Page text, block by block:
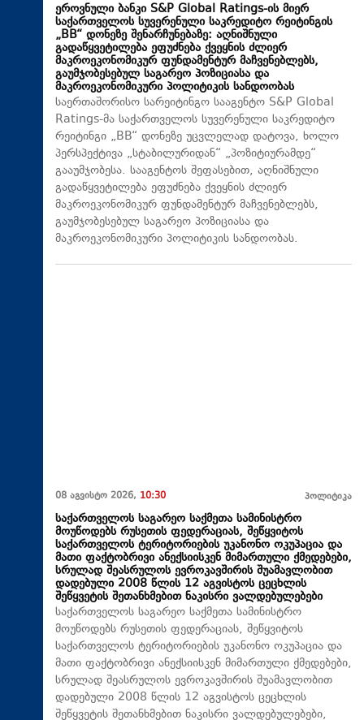
ეროვნული ბანკი S&P Global Ratings-ის მიერ
საქართველოს სუვერენული საკრედიტო რეიტინგის
„BB“ დონეზე შენარჩუნებაზე: აღნიშნული
გადაწყვეტილება ეფუძნება ქვეყნის ძლიერ
მაკროეკონომიკურ ფუნდამენტურ მაჩვენებლებს,
გაუმჯობესებულ საგარეო პოზიციასა და
მაკროეკონომიკური პოლიტიკის სანდოობას
საერთაშორისო სარეიტინგო სააგენტო S&P Global
Ratings-მა საქართველოს სუვერენული საკრედიტო
რეიტინგი „BB“ დონეზე უცვლელად დატოვა, ხოლო
პერსპექტივა „სტაბილურიდან“ „პოზიტიურამდე“
გააუმჯობესა. სააგენტოს შეფასებით, აღნიშნული
გადაწყვეტილება ეფუძნება ქვეყნის ძლიერ
მაკროეკონომიკურ ფუნდამენტურ მაჩვენებლებს,
გაუმჯობესებულ საგარეო პოზიციასა და
მაკროეკონომიკური პოლიტიკის სანდოობას.
08 აგვისტო 2026, 10:30 პოლიტიკა
საქართველოს საგარეო საქმეთა სამინისტრო
მოუწოდებს რუსეთის ფედერაციას, შეწყვიტოს
საქართველოს ტერიტორიების უკანონო ოკუპაცია და
მათი ფაქტობრივი ანექსიისკენ მიმართული ქმედებები,
სრულად შეასრულოს ევროკავშირის შუამავლობით
დადებული 2008 წლის 12 აგვისტოს ცეცხლის
შეწყვეტის შეთანხმებით ნაკისრი ვალდებულებები
საქართველოს საგარეო საქმეთა სამინისტრო
მოუწოდებს რუსეთის ფედერაციას, შეწყვიტოს
საქართველოს ტერიტორიების უკანონო ოკუპაცია და
მათი ფაქტობრივი ანექსიისკენ მიმართული ქმედებები,
სრულად შეასრულოს ევროკავშირის შუამავლობით
დადებული 2008 წლის 12 აგვისტოს ცეცხლის
შეწყვეტის შეთანხმებით ნაკისრი ვალდებულებები,